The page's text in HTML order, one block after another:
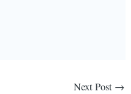
Next Post →